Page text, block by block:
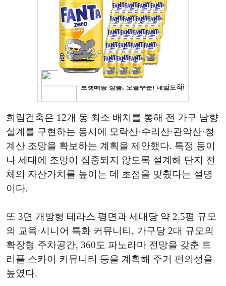
희림건축은 12개 동 최소 배치를 통해 전 가구 남향
설계를 구현하는 동시에 모락산·수리산·관악산·청
계산 조망을 확보하는 계획을 제안했다. 특정 동이
나 세대에 조망이 집중되지 않도록 설계해 단지 전
체의 자산가치를 높이는 데 초점을 맞췄다는 설명
이다.
또 3면 개방형 테라스 평면과 세대당 약 2.5평 규모
의 교육·시니어 특화 커뮤니티, 가구당 2대 규모의
확장형 주차공간, 360도 파노라마 전망을 갖춘 트
리플 스카이 커뮤니티 등을 계획해 주거 편의성을
높였다.